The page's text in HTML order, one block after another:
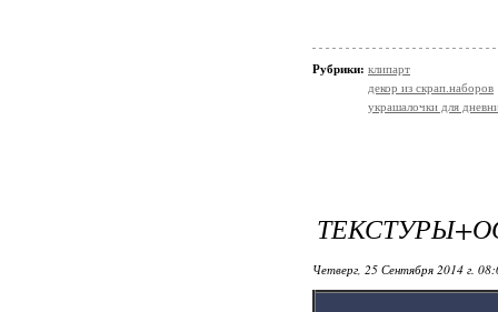
Рубрики: клипарт
декор из скрап.наборов
украшалочки для
Четверг, 25 Сентября 2014 г.